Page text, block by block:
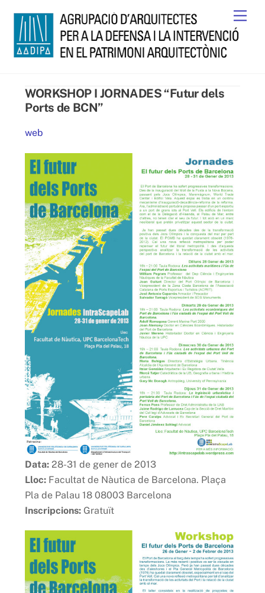
content
WORKSHOP I JORNADES “Futur dels
Ports de BCN”
web
Data: 28-31 de gener de 2013
Lloc: Facultat de Nàutica de Barcelona. Plaça
Pla de Palau 18 08003 Barcelona
Inscripcions: Gratuït